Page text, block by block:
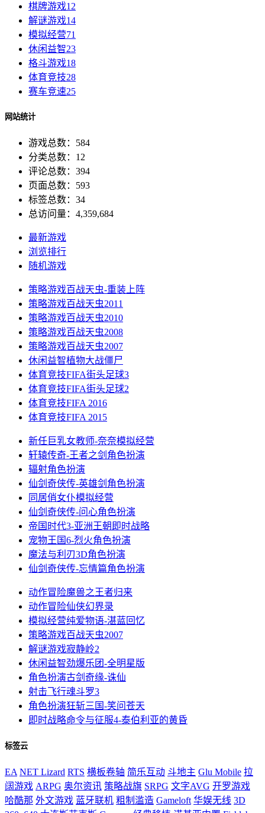
棋牌游戏12
解谜游戏14
模拟经营71
休闲益智23
格斗游戏18
体育竞技28
赛车竞速25
网站统计
游戏总数：584
分类总数：12
评论总数：394
页面总数：593
标签总数：34
总访问量：4,359,684
最新游戏
浏览排行
随机游戏
策略游戏百战天虫-重装上阵
策略游戏百战天虫2011
策略游戏百战天虫2010
策略游戏百战天虫2008
策略游戏百战天虫2007
休闲益智植物大战僵尸
体育竞技FIFA街头足球3
体育竞技FIFA街头足球2
体育竞技FIFA 2016
体育竞技FIFA 2015
新任巨乳女教师-奈奈模拟经营
轩辕传奇-王者之剑 角色扮演
辐射角色扮演
仙剑奇侠传-英雄剑 角色扮演
同居俏女仆模拟经营
仙剑奇侠传-问心角色扮演
帝国时代3-亚洲王朝即时战略
宠物王国6-烈火角色扮演
魔法与利刃3D角色扮演
仙剑奇侠传-忘情篇角色扮演
动作冒险魔兽之王者归来
动作冒险仙侠幻界录
模拟经营纯爱物语-湛蓝回忆
策略游戏百战天虫2007
解谜游戏寂静岭2
休闲益智劲爆乐团-全明星版
角色扮演古剑奇缘-诛仙
射击飞行魂斗罗3
角色扮演狂斩三国-笑问苍天
即时战略命令与征服4-泰伯利亚的黄昏
标签云
EA NET Lizard RTS 横板卷轴 简乐互动 斗地主 Glu Mobile 拉
阔游戏 ARPG 奥尔资讯 策略战旗 SRPG 文字AVG 开罗游戏
哈酷那 外文游戏 蓝牙联机 粗制滥造 Gameloft 华娱无线 3D